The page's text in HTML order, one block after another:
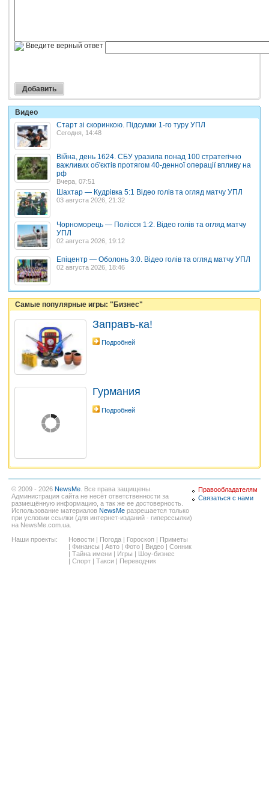
Введите верный ответ
Видео
Старт зі скоринкою. Підсумки 1-го туру УПЛ
Сегодня, 14:48
Війна, день 1624. СБУ уразила понад 100 стратегічно
важливих об'єктів протягом 40-денної операції впливу на
рф
Вчера, 07:51
Шахтар — Кудрівка 5:1 Відео голів та огляд матчу УПЛ
03 августа 2026, 21:32
Чорноморець — Полісся 1:2. Відео голів та огляд матчу
УПЛ
02 августа 2026, 19:12
Епіцентр — Оболонь 3:0. Відео голів та огляд матчу УПЛ
02 августа 2026, 18:46
Самые популярные игры: "Бизнес"
Заправъ-ка!
Подробней
Гурмания
Подробней
© 2009 - 2026 NewsMe . Все права защищены.
Администрация сайта не несёт ответственности за
размещённую информацию, а так же ее достоверность.
Использование материалов NewsMe разрешается только
при условии ссылки (для интернет-изданий - гиперссылки)
на NewsMe.com.ua.
Наши проекты:
Новости | Погода | Гороскоп | Приметы
| Финансы | Авто | Фото | Видео | Сонник
| Тайна имени | Игры | Шоу-бизнес
| Спорт | Такси | Переводчик
Правообладателям
Связаться с нами